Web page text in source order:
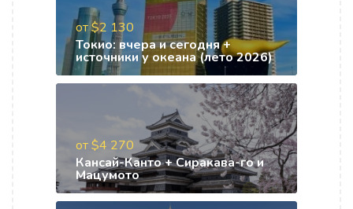
от $2 130
Токио: вчера и сегодня +
источники у океана (лето 2026)
от $4 270
Кансай-Канто + Сиракава-го и
Мацумото